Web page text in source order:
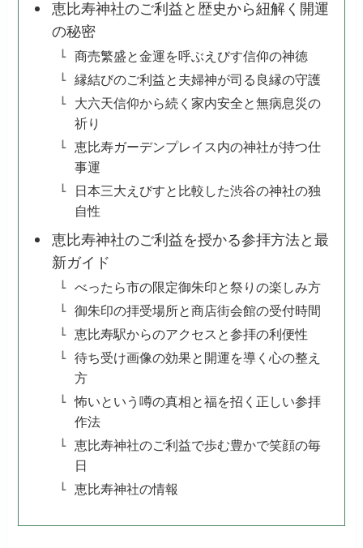
恵比寿神社のご利益と歴史から紐解く開運
の秘密
商売繁盛と金運を呼ぶえびす信仰の神徳
縁結びのご利益と夫婦神が司る良縁の守護
大六天信仰から続く家内安全と無病息災の
祈り
恵比寿ガーデンプレイス内の神社が持つ仕
事運
日本三大えびすと比較した渋谷の神社の独
自性
恵比寿神社のご利益を授かる参拝方法と最
新ガイド
べったら市の限定御朱印と祭りの楽しみ方
御朱印の拝受場所と商店街会館の受付時間
恵比寿駅からのアクセスと参拝の利便性
待ち受け画像の効果と開運を導く心の整え
方
怖いという噂の真相と福を招く正しい参拝
作法
恵比寿神社のご利益で歩む豊かで笑顔の毎
日
恵比寿神社の情報